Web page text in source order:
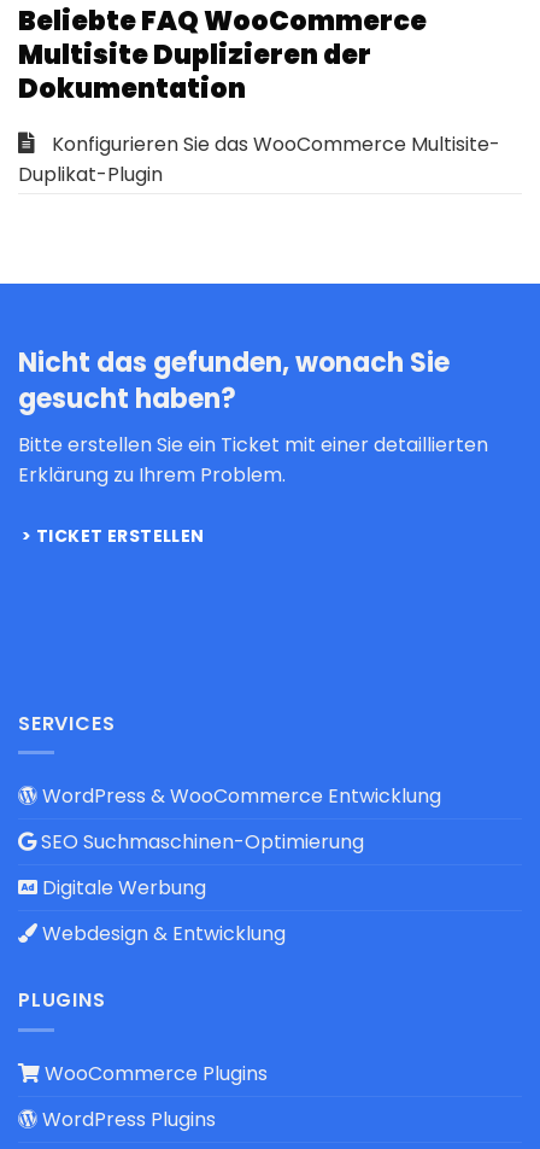
Beliebte FAQ WooCommerce
Multisite Duplizieren der
Dokumentation
Konfigurieren Sie das WooCommerce Multisite-
Duplikat-Plugin
Nicht das gefunden, wonach Sie
gesucht haben?
Bitte erstellen Sie ein Ticket mit einer detaillierten
Erklärung zu Ihrem Problem.
TICKET ERSTELLEN
SERVICES
WordPress & WooCommerce Entwicklung
SEO Suchmaschinen-Optimierung
Digitale Werbung
Webdesign & Entwicklung
PLUGINS
WooCommerce Plugins
WordPress Plugins